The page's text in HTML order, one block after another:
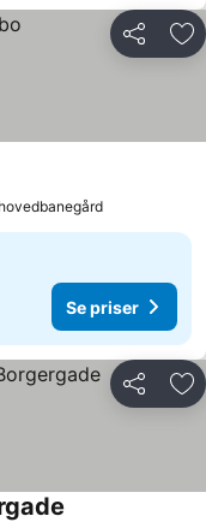
Del
Se priser
Del